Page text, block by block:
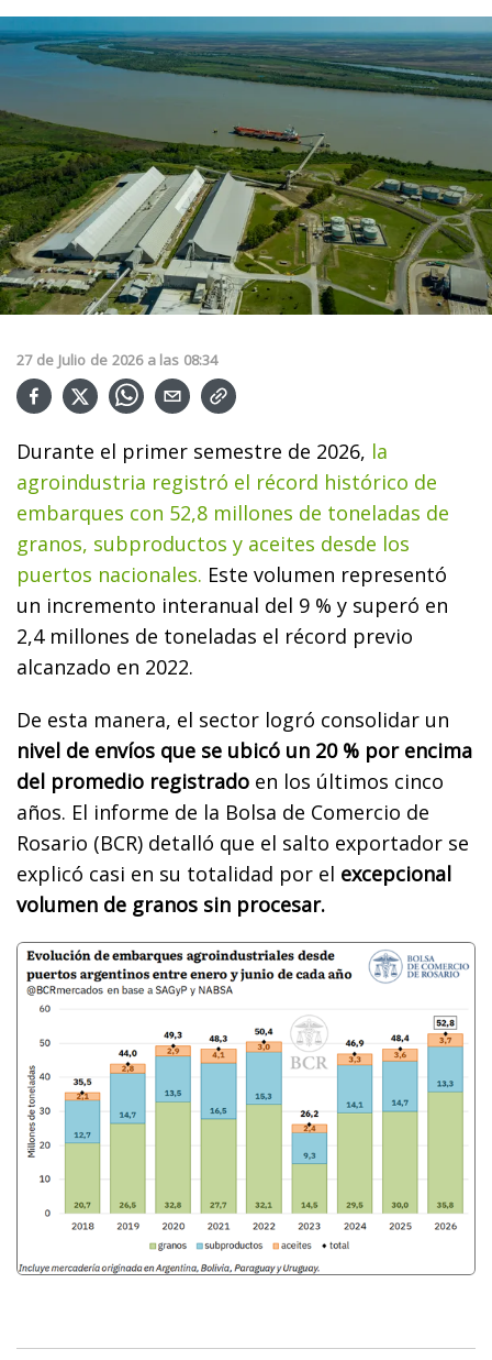
27 de Julio de 2026 a las 08:34
Durante el primer semestre de 2026, la
agroindustria registró el récord histórico de
embarques con 52,8 millones de toneladas de
granos, subproductos y aceites desde los
puertos nacionales. Este volumen representó
un incremento interanual del 9 % y superó en
2,4 millones de toneladas el récord previo
alcanzado en 2022.
De esta manera, el sector logró consolidar un
nivel de envíos que se ubicó un 20 % por encima
del promedio registrado en los últimos cinco
años. El informe de la Bolsa de Comercio de
Rosario (BCR) detalló que el salto exportador se
explicó casi en su totalidad por el excepcional
volumen de granos sin procesar.